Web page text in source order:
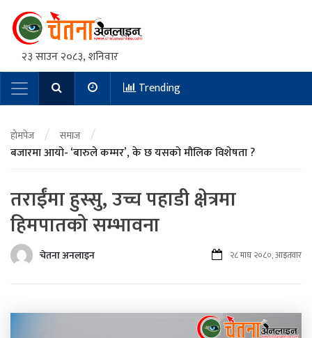
२३ साउन २०८३, शनिवार
Main NavigationTrending
होमपेज / समाज /
बजारमा आयो- ‘बारुले कम्मर’, के छ यसको मौलिक विशेषता ?
तराईंमा हुस्सु, उच्च पहाडी क्षेत्रमा
हिमपातको सम्भावना
चेतना अनलाइन २८ माघ २०८०, आइतवार